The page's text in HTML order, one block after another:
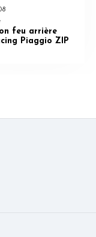
feu arrière
Piaggio ZIP